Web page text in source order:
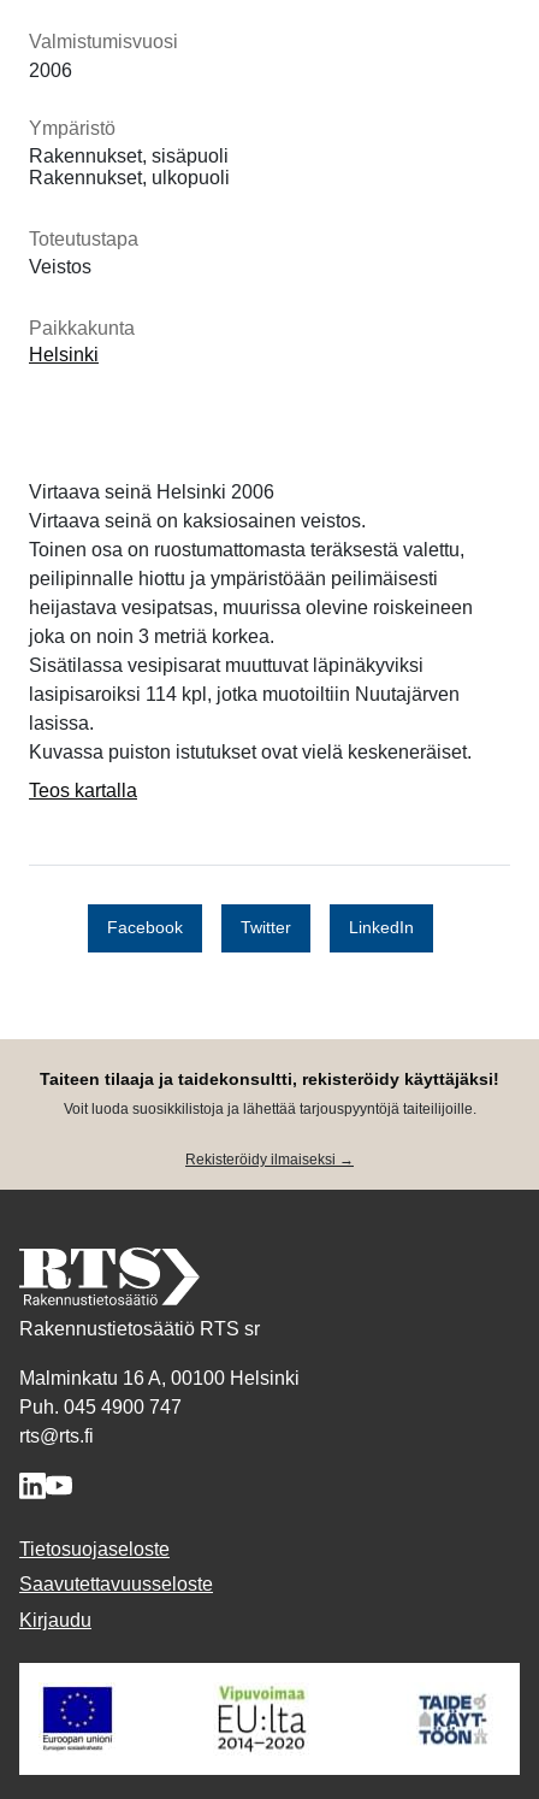
Valmistumisvuosi
2006
Ympäristö
Rakennukset, sisäpuoli
Rakennukset, ulkopuoli
Toteutustapa
Veistos
Paikkakunta
Helsinki
Virtaava seinä Helsinki 2006
Virtaava seinä on kaksiosainen veistos.
Toinen osa on ruostumattomasta teräksestä valettu,
peilipinnalle hiottu ja ympäristöään peilimäisesti
heijastava vesipatsas, muurissa olevine roiskeineen
joka on noin 3 metriä korkea.
Sisätilassa vesipisarat muuttuvat läpinäkyviksi
lasipisaroiksi 114 kpl, jotka muotoiltiin Nuutajärven
lasissa.
Kuvassa puiston istutukset ovat vielä keskeneräiset.
Teos kartalla
Facebook Twitter LinkedIn
Taiteen tilaaja ja taidekonsultti, rekisteröidy käyttäjäksi!
Voit luoda suosikkilistoja ja lähettää tarjouspyyntöjä taiteilijoille.
Rekisteröidy ilmaiseksi →
Rakennustietosäätiö RTS sr
Malminkatu 16 A, 00100 Helsinki
Puh. 045 4900 747
rts@rts.fi
Tietosuojaseloste
Saavutettavuusseloste
Kirjaudu